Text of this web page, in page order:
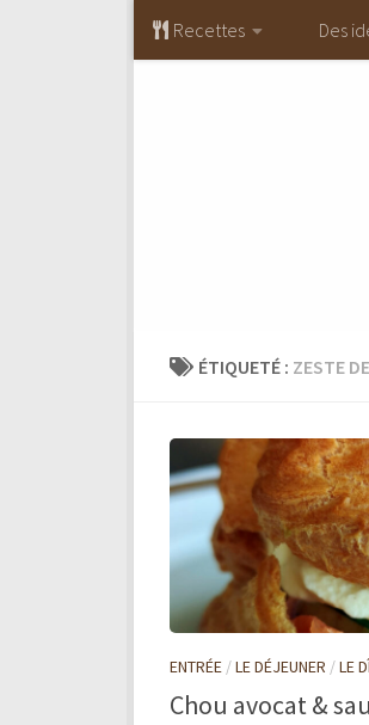
Skip to content
Recettes Des
ÉTIQUETÉ : ZESTE
ENTRÉE /LE DÉJEUNER /LE
Chou avocat &